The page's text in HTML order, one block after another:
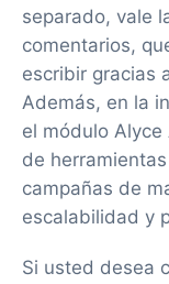
separado, vale
comentarios,
escribir gracias
Además, en la
el módulo
de
campañas de
escalabilidad y
Si usted desea